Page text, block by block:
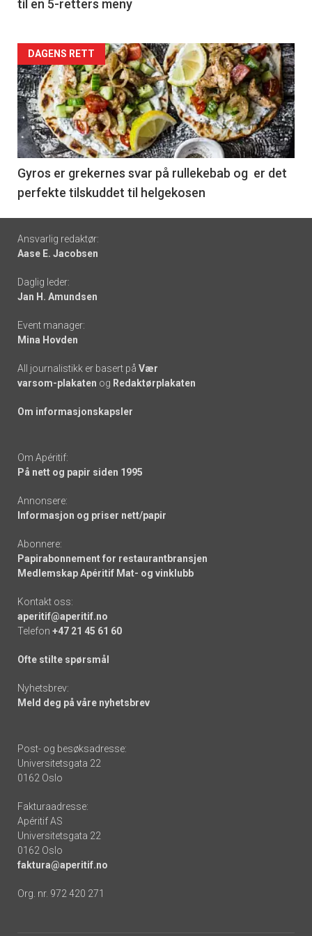
til en 5-retters meny
Forsiden
akkurat
nå
-
6
DAGENS RETT
Gyros er grekernes svar på rullekebab og er det
perfekte tilskuddet til helgekosen
Footer
-
links
Ansvarlig redaktør:
Aase E. Jacobsen
Daglig leder:
Jan H. Amundsen
Event manager:
Mina Hovden
All journalistikk er basert på Vær
varsom-plakaten og Redaktørplakaten
Om informasjonskapsler
Om Apéritif:
På nett og papir siden 1995
Annonsere:
Informasjon og priser nett/papir
Abonnere:
Papirabonnement for restaurantbransjen
Medlemskap Apéritif Mat- og vinklubb
Kontakt oss:
aperitif@aperitif.no
Telefon +47 21 45 61 60
Ofte stilte spørsmål
Nyhetsbrev:
Meld deg på våre nyhetsbrev
Post- og besøksadresse:
Universitetsgata 22
0162 Oslo
Fakturaadresse:
Apéritif AS
Universitetsgata 22
0162 Oslo
faktura@aperitif.no
Org. nr. 972 420 271